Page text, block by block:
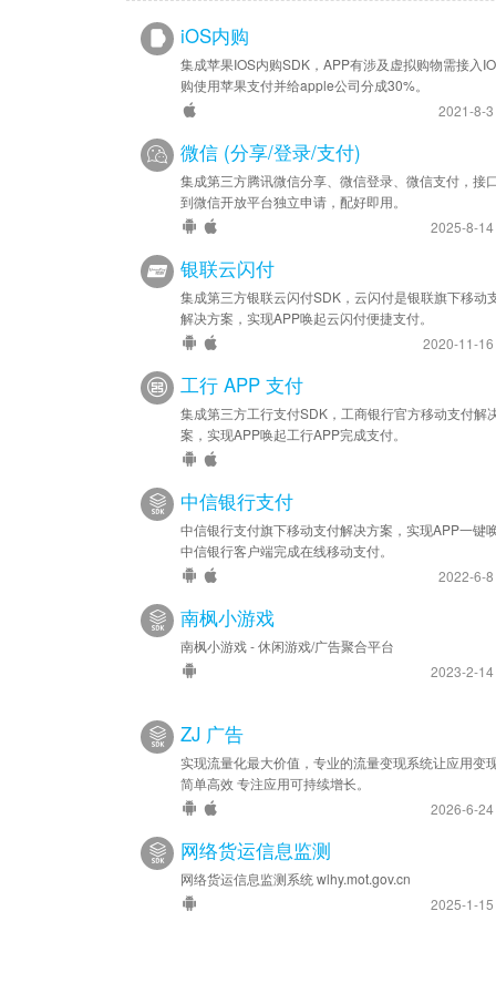
iOS内购
集成苹果IOS内购SDK，APP有涉及虚拟购物需接入
购使用苹果支付并给apple公司分成30%。
2021-8-
微信 (分享/登录/支付)
集成第三方腾讯微信分享、微信登录、微信支付，接
到微信开放平台独立申请，配好即用。
2025-8-
银联云闪付
集成第三方银联云闪付SDK，云闪付是银联旗下移动
解决方案，实现APP唤起云闪付便捷支付。
2020-11-
工行 APP 支付
集成第三方工行支付SDK，工商银行官方移动支付解
案，实现APP唤起工行APP完成支付。
中信银行支付
中信银行支付旗下移动支付解决方案，实现APP一键
中信银行客户端完成在线移动支付。
2022-6-
南枫小游戏
南枫小游戏 - 休闲游戏/广告聚合平台
2023-2-
ZJ 广告
实现流量化最大价值，专业的流量变现系统让应用变
简单高效 专注应用可持续增长。
2026-6-
网络货运信息监测
网络货运信息监测系统 wlhy.mot.gov.cn
2025-1-